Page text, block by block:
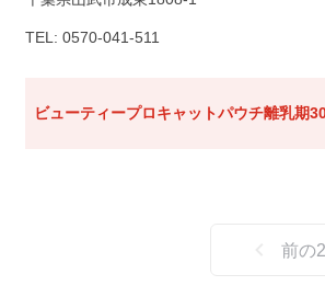
TEL: 0570-041-511
ビューティープロキャットパウチ離乳期
前の